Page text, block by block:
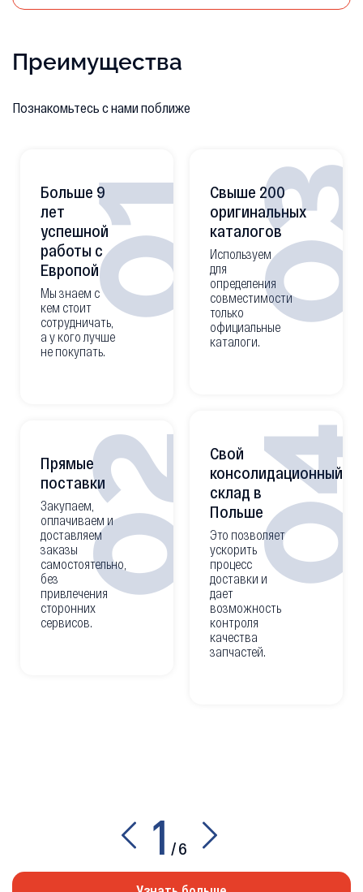
Преимущества
Познакомьтесь с нами поближе
01
Больше 9
лет
успешной
работы с
Европой
Мы знаем с
кем стоит
сотрудничать,
а у кого лучше
не покупать.
02
Прямые
поставки
Закупаем,
оплачиваем и
доставляем
заказы
самостоятельно,
без
привлечения
сторонних
сервисов.
Свыше 200
оригинальных
каталогов
Используем
для
определения
совместимости
только
официальные
каталоги.
Свой
консолидационный
склад в
Польше
Это позволяет
ускорить
процесс
доставки и
дает
возможность
контроля
качества
запчастей.
1 /6